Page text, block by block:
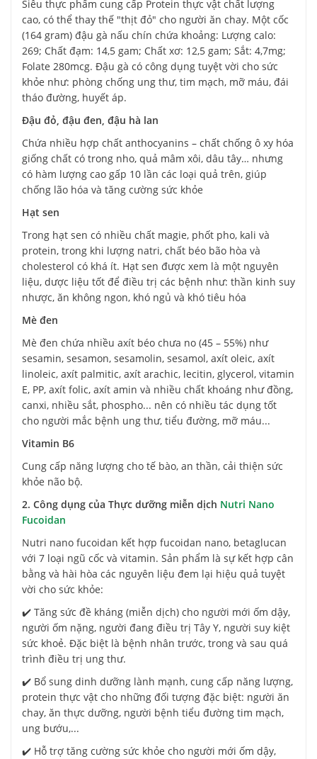
Siêu thực phẩm cung cấp Protein thực vật chất lượng
cao, có thể thay thế "thịt đỏ" cho người ăn chay. Một cốc
(164 gram) đậu gà nấu chín chứa khoảng: Lượng calo:
269; Chất đạm: 14,5 gam; Chất xơ: 12,5 gam; Sắt: 4,7mg;
Folate 280mcg. Đậu gà có công dụng tuyệt vời cho sức
khỏe như: phòng chống ung thư, tim mạch, mỡ máu, đái
tháo đường, huyết áp.
Đậu đỏ, đậu đen, đậu hà lan
Chứa nhiều hợp chất anthocyanins – chất chống ô xy hóa
giống chất có trong nho, quả mâm xôi, dâu tây… nhưng
có hàm lượng cao gấp 10 lần các loại quả trên, giúp
chống lão hóa và tăng cường sức khỏe
Hạt sen
Trong hạt sen có nhiều chất magie, phốt pho, kali và
protein, trong khi lượng natri, chất béo bão hòa và
cholesterol có khá ít. Hạt sen được xem là một nguyên
liệu, dược liệu tốt để điều trị các bệnh như: thần kinh suy
nhược, ăn không ngon, khó ngủ và khó tiêu hóa
Mè đen
Mè đen chứa nhiều axít béo chưa no (45 – 55%) như
sesamin, sesamon, sesamolin, sesamol, axít oleic, axít
linoleic, axít palmitic, axít arachic, lecitin, glycerol, vitamin
E, PP, axít folic, axít amin và nhiều chất khoáng như đồng,
canxi, nhiều sắt, phospho... nên có nhiều tác dụng tốt
cho người mắc bệnh ung thư, tiểu đường, mỡ máu...
Vitamin B6
Cung cấp năng lượng cho tế bào, an thần, cải thiện sức
khỏe não bộ.
2. Công dụng của Thực dưỡng miễn dịch Nutri Nano
Fucoidan
Nutri nano fucoidan kết hợp fucoidan nano, betaglucan
với 7 loại ngũ cốc và vitamin. Sản phẩm là sự kết hợp cân
bằng và hài hòa các nguyên liệu đem lại hiệu quả tuyệt
vời cho sức khỏe:
✔️ Tăng sức đề kháng (miễn dịch) cho người mới ốm dậy,
người ốm nặng, người đang điều trị Tây Y, người suy kiệt
sức khoẻ. Đặc biệt là bệnh nhân trước, trong và sau quá
trình điều trị ung thư.
✔️ Bổ sung dinh dưỡng lành mạnh, cung cấp năng lượng,
protein thực vật cho những đối tượng đặc biệt: người ăn
chay, ăn thực dưỡng, người bệnh tiểu đường tim mạch,
ung bướu,...
✔️ Hỗ trợ tăng cường sức khỏe cho người mới ốm dậy,